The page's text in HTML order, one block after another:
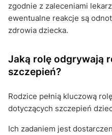
zgodnie z zaleceniami
ewentualne reakcje są
zdrowia dziecka.
Jaką rolę odgrywają
szczepień?
Rodzice pełnią kluczową
dotyczących szczepień
Ich zadaniem jest